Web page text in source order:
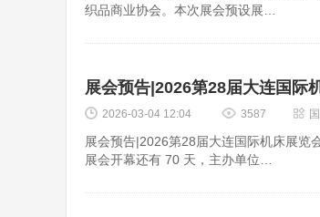
织品商业协会。本次展会预设展…
展会预告|2026第28届大连国际
2026-03-04 12:04 3587
展会预告|2026第28届大连国际机床展
展会开幕还有 70 天，主办单位…